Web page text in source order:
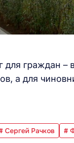
для граждан
а для
Сергей Рачков #